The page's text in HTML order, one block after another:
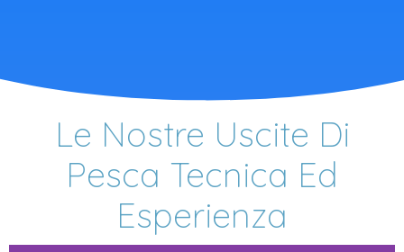
Le Nostre Uscite Di
Pesca Tecnica Ed
Esperienza